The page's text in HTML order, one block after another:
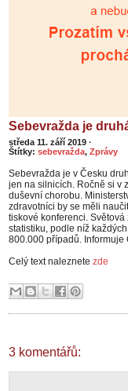
Sebevražda je
středa 11. září 2019 ·
Štítky: sebevražda, Zprávy
Sebevražda je v Česku
jen na silnicích. Ročně si v
duševní chorobu.
zdravotníci by se měli
tiskové konferenci.
statistiku, podle níž
800.000 případů. Informuje
Celý text naleznete zde
3 komentářů: